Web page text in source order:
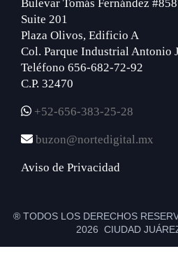
Bulevar Tomás Fernández
Suite 201
Plaza Olivos, Edificio A
Col. Parque Industrial Antonio
Teléfono 656-682-72-92
C.P. 32470
+52-656-383-25-28
buzon@nortedigital.mx
Aviso de Privacidad
® TODOS LOS DERECHOS
2026 CIUDAD